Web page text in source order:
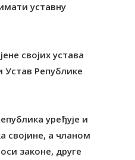
уставну
својих устава
Устав Републике
уређује и
својине, а чланом
законе, друге